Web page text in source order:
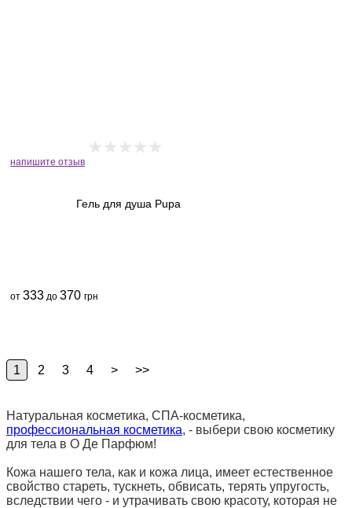
напишите отзыв
Гель для душа Pupa
от 333 до 370 грн
1 2 3 4 > >>
Натуральная косметика, СПА-косметика,
профессиональная косметика, - выбери свою косметику
для тела в О Де Парфюм!
Кожа нашего тела, как и кожа лица, имеет естественное
свойство стареть, тускнеть, обвисать, терять упругость,
вследствии чего - и утрачивать свою красоту, которая не